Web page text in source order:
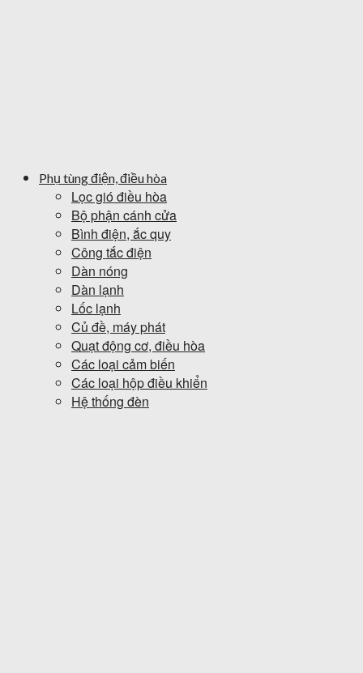
Phụ tùng điện, điều hòa
Lọc gió điều hòa
Bộ phận cánh cửa
Bình điện, ắc quy
Công tắc điện
Dàn nóng
Dàn lạnh
Lốc lạnh
Củ đề, máy phát
Quạt động cơ, điều hòa
Các loại cảm biến
Các loại hộp điều khiển
Hệ thống đèn